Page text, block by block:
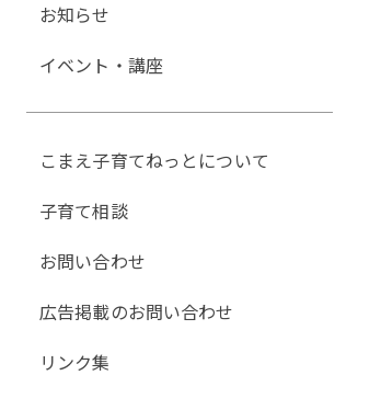
お知らせ
イベント・講座
こまえ子育てねっとについて
子育て相談
お問い合わせ
広告掲載のお問い合わせ
リンク集